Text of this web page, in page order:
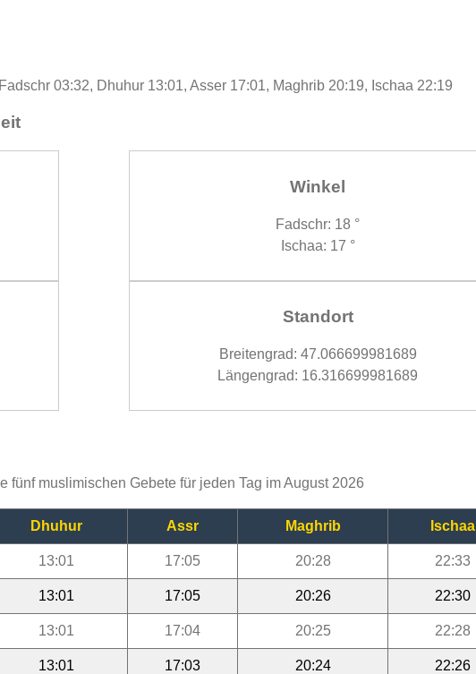
03:32, Dhuhur 13:01, Asser 17:01, Maghrib 20:19, Ischaa 22:19
Winkel
Fadschr: 18 °
Ischaa: 17 °
Standort
Breitengrad: 47.066699981689
Längengrad: 16.316699981689
fünf muslimischen Gebete für jeden Tag im August 2026
Dhuhur Assr Maghrib Ischaa
13:01 17:05 20:28 22:33
13:01 17:05 20:26 22:30
13:01 17:04 20:25 22:28
13:01 17:03 20:24 22:26